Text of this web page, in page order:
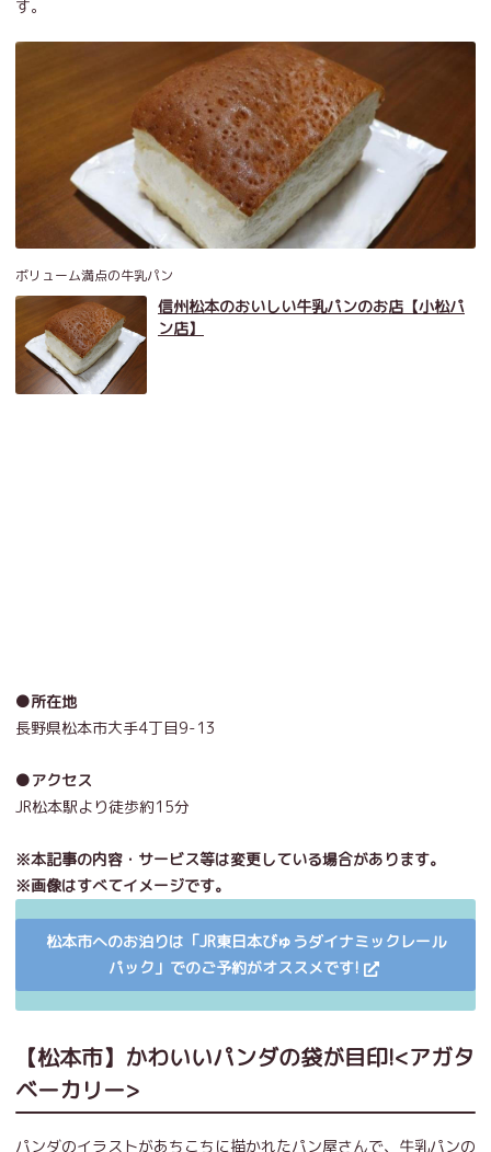
す。
ボリューム満点の牛乳パン
信州松本のおいしい牛乳パンのお店【小松パ
ン店】
●所在地
長野県松本市大手4丁目9-13
●アクセス
JR松本駅より徒歩約15分
※本記事の内容・サービス等は変更している場合があります。
※画像はすべてイメージです。
松本市へのお泊りは「JR東日本びゅうダイナミックレール
パック」でのご予約がオススメです!
【松本市】かわいいパンダの袋が目印!<アガタ
ベーカリー>
パンダのイラストがあちこちに描かれたパン屋さんで、牛乳パンの